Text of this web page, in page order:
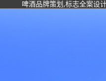
啤酒品牌策划,标志全案设